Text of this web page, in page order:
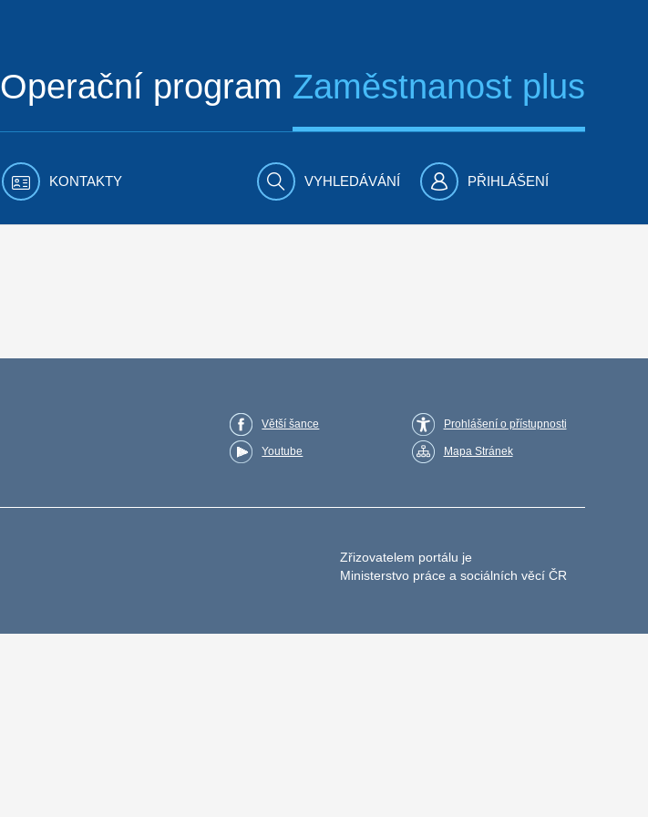
Operační program Zaměstnanost plus
KONTAKTY VYHLEDÁVÁNÍ PŘIHLÁŠENÍ
Větší šance
Youtube
Prohlášení o přístupnosti
Mapa Stránek
Zřizovatelem portálu je
Ministerstvo práce a sociálních věcí ČR